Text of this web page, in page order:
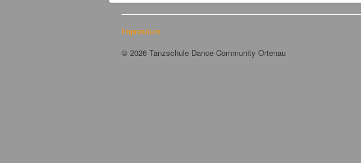
Impressum
© 2026 Tanzschule Dance Community Ortenau